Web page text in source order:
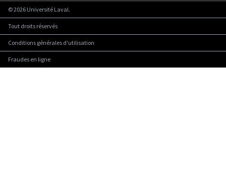
©2026 Université Laval.
Tout droits réservés
Conditions générales d'utilisation
Fraudes en ligne